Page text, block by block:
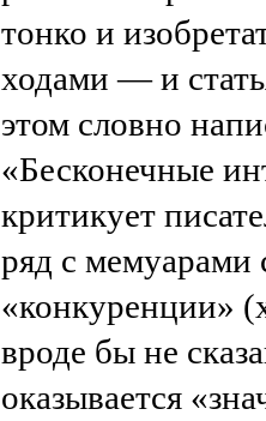
тонко и
ходами — и
этом словно
«Бесконечные
критикует
ряд с мемуарами
«конкуренции»
вроде бы не
оказывается